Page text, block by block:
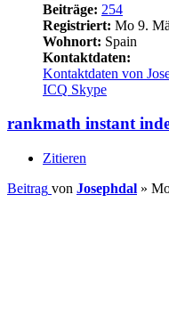
Beiträge: 254
Registriert: Mo 9.
Wohnort: Spain
Kontaktdaten:
Kontaktdaten von
ICQ Skype
rankmath instant
Zitieren
Beitrag von Josephdal »